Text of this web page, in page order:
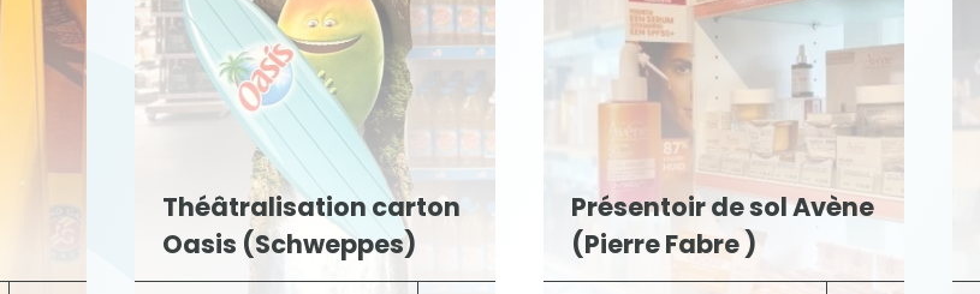
Théâtralisation carton
Oasis (Schweppes)
Présentoir de sol Avène
(Pierre Fabre )